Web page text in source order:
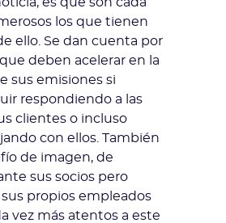
los que tienen
ello. Se dan cuenta por
deben acelerar en la
sus emisiones si
respondiendo a las
clientes o incluso
con ellos. También
de imagen, de
sus socios pero
propios empleados
vez más atentos a este